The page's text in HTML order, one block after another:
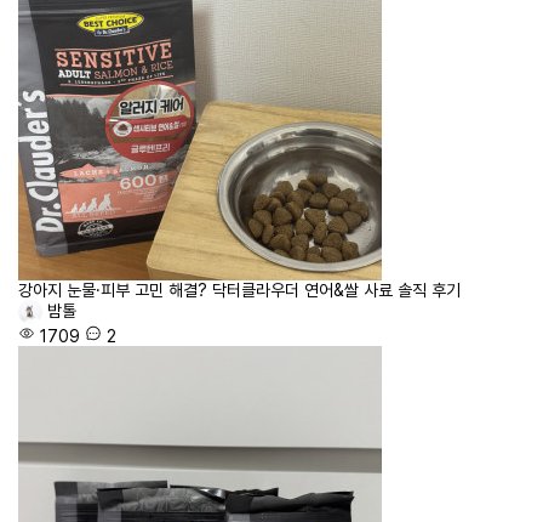
강아지 눈물·피부 고민 해결? 닥터클라우더 연어&쌀 사료 솔직 후기
밤톨
1709
2